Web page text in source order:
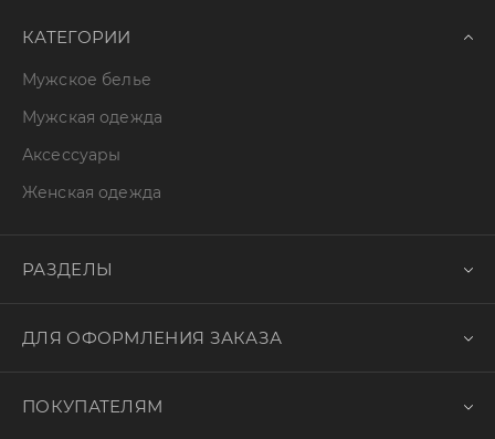
КАТЕГОРИИ
Мужское белье
Мужская одежда
Аксессуары
Женская одежда
РАЗДЕЛЫ
ДЛЯ ОФОРМЛЕНИЯ ЗАКАЗА
ПОКУПАТЕЛЯМ